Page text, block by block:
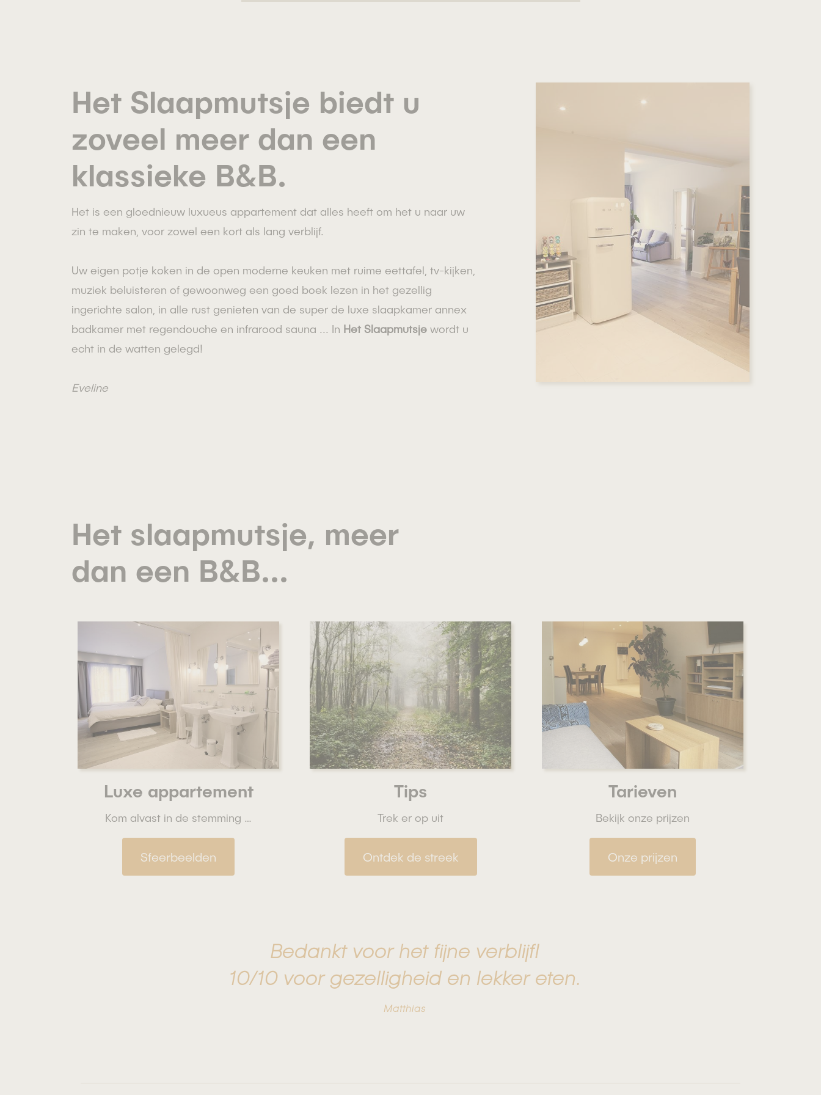
Het Slaapmutsje biedt u
zoveel meer dan een
klassieke B&B.
Het is een gloednieuw luxueus appartement dat alles heeft om het u naar uw
zin te maken, voor zowel een kort als lang verblijf.
Uw eigen potje koken in de open moderne keuken met ruime eettafel, tv-kijken,
muziek beluisteren of gewoonweg een goed boek lezen in het gezellig
ingerichte salon, in alle rust genieten van de super de luxe slaapkamer annex
badkamer met regendouche en infrarood sauna ... In Het Slaapmutsje wordt u
echt in de watten gelegd!
Eveline
Het slaapmutsje, meer
dan een B&B...
Luxe appartement
Kom alvast in de stemming …
Sfeerbeelden
Tips
Trek er op uit
Ontdek de streek
Tarieven
Bekijk onze prijzen
Onze prijzen
Bedankt voor het fijne verblijf!
10/10 voor gezelligheid en lekker eten.
Matthias